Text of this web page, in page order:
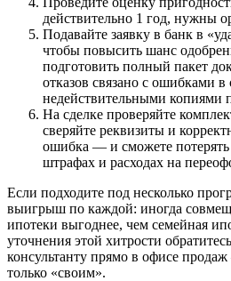
действительно 1 год, нужны
Подавайте заявку в банк в
чтобы повысить шанс
подготовить полный пакет
отказов связано с ошибками в
недействительными копиями
На сделке проверяйте
сверяйте реквизиты и
ошибка — и сможете потерять
штрафах и расходах на
Если подходите под несколько
выигрыш по каждой: иногда
ипотеки выгоднее, чем семейная
уточнения этой хитрости
консультанту прямо в офисе
только «своим».